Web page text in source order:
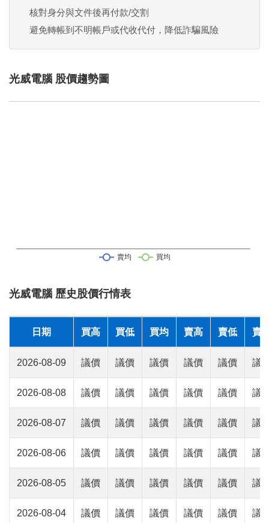
核對身分與文件後再付款/交割
避免轉帳到不明帳戶或代收代付，降低詐騙風險
光威電腦 股價趨勢圖
光威電腦 歷史股價行情表
日期 買高 買低 買均 賣高 賣低 賣
2026-08-09 議價 議價 議價 議價 議價 議
2026-08-08 議價 議價 議價 議價 議價 議
2026-08-07 議價 議價 議價 議價 議價 議
2026-08-06 議價 議價 議價 議價 議價 議
2026-08-05 議價 議價 議價 議價 議價 議
2026-08-04 議價 議價 議價 議價 議價 議